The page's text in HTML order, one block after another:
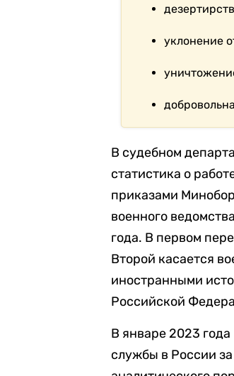
уклонение
В судебном
статистика о
приказами
военного
года. В первом
Второй касается
иностранными
Российской
В январе 2023
службы в России